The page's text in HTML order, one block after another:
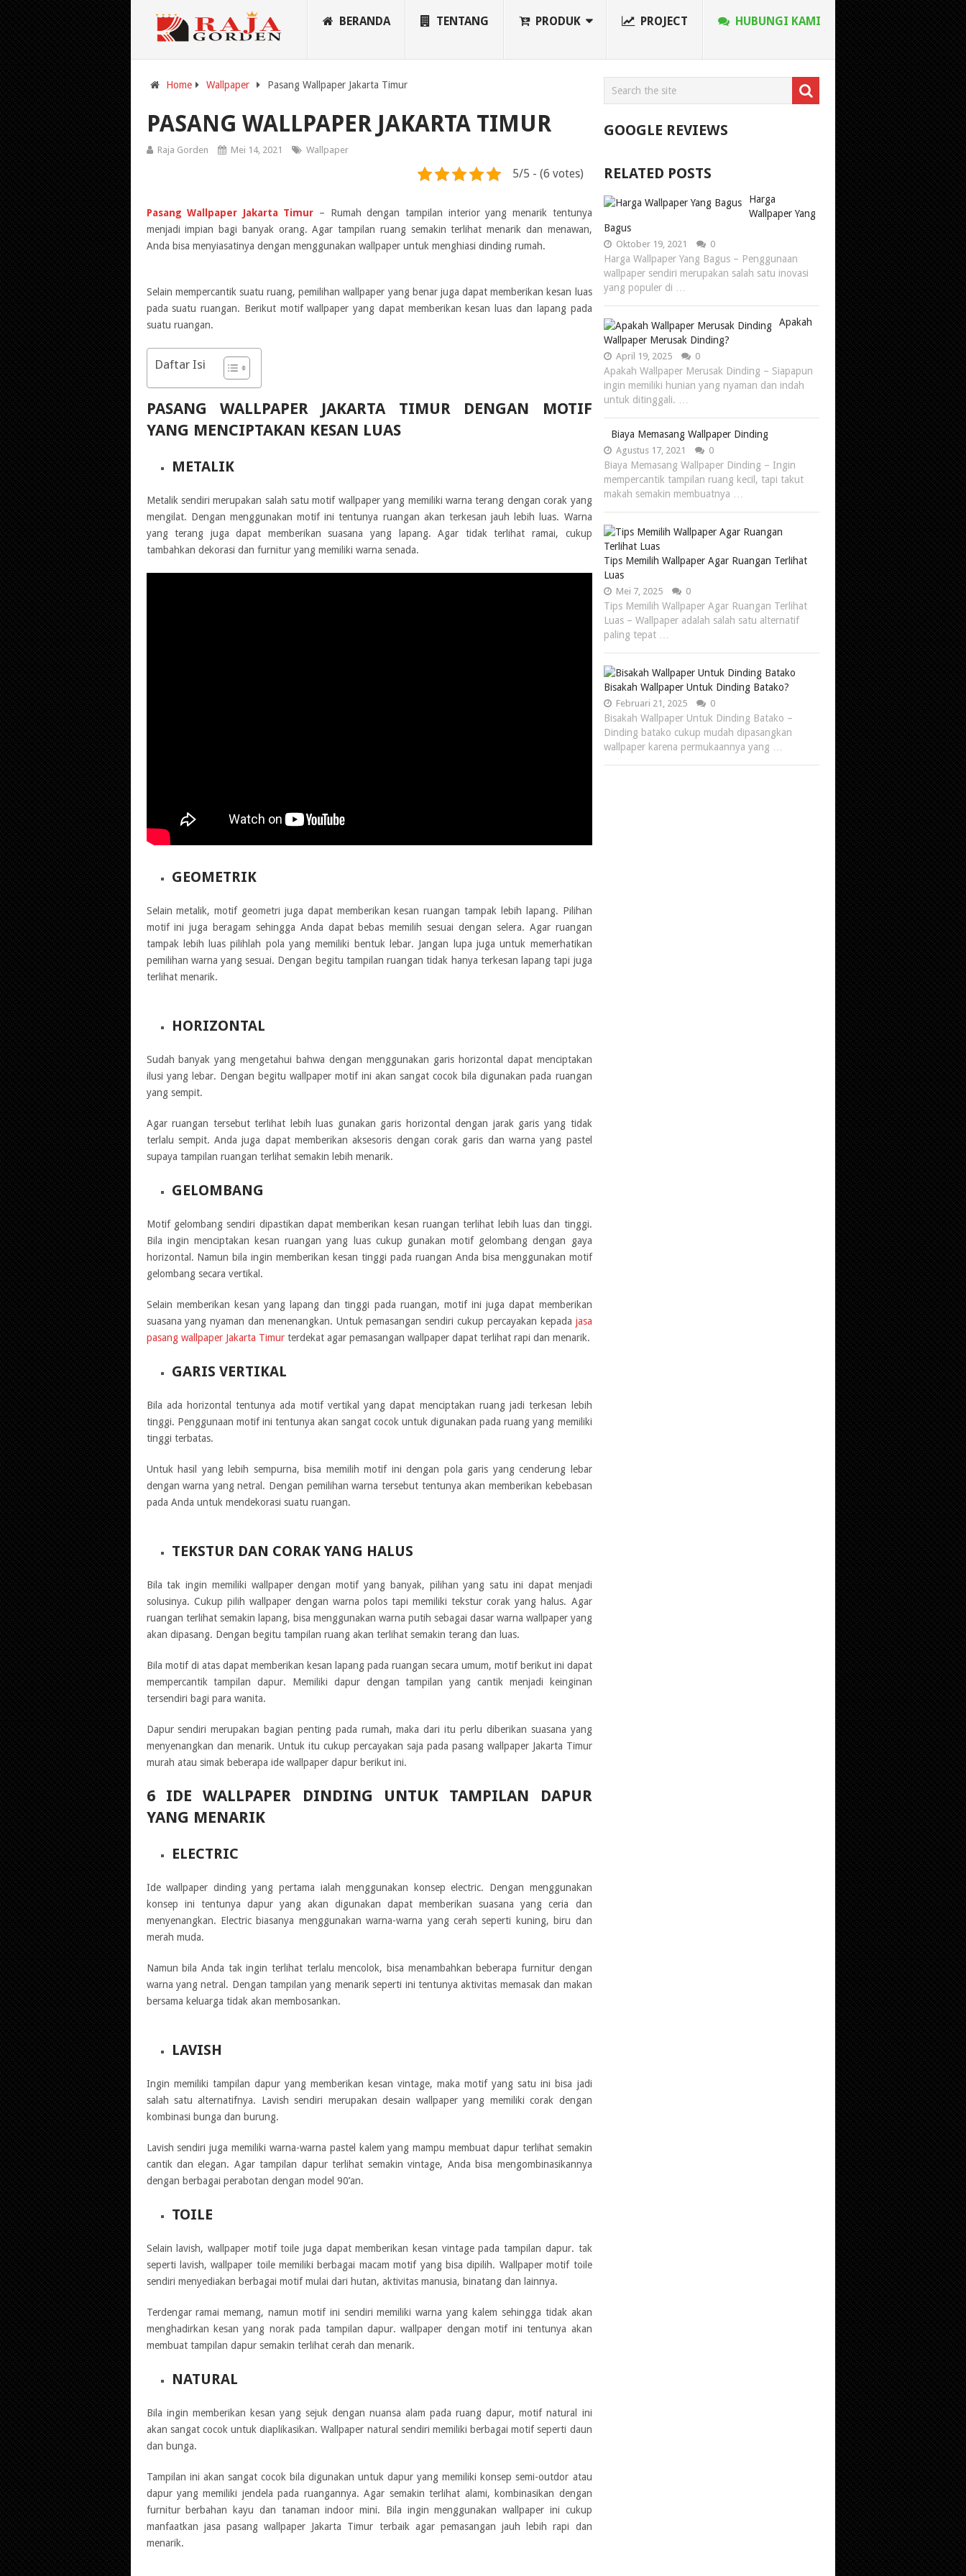
BERANDA TENTANG PRODUK PROJECT HUBUNGI KAMI
Home Wallpaper Pasang Wallpaper Jakarta Timur
PASANG WALLPAPER JAKARTA TIMUR
Raja Gorden Mei 14, 2021 Wallpaper
5/5 - (6 votes)
Pasang Wallpaper Jakarta Timur – Rumah dengan tampilan interior yang menarik tentunya
menjadi impian bagi banyak orang. Agar tampilan ruang semakin terlihat menarik dan menawan,
Anda bisa menyiasatinya dengan menggunakan wallpaper untuk menghiasi dinding rumah.
Selain mempercantik suatu ruang, pemilihan wallpaper yang benar juga dapat memberikan kesan luas
pada suatu ruangan. Berikut motif wallpaper yang dapat memberikan kesan luas dan lapang pada
suatu ruangan.
Daftar Isi
PASANG WALLPAPER JAKARTA TIMUR DENGAN MOTIF
YANG MENCIPTAKAN KESAN LUAS
METALIK
Metalik sendiri merupakan salah satu motif wallpaper yang memiliki warna terang dengan corak yang
mengilat. Dengan menggunakan motif ini tentunya ruangan akan terkesan jauh lebih luas. Warna
yang terang juga dapat memberikan suasana yang lapang. Agar tidak terlihat ramai, cukup
tambahkan dekorasi dan furnitur yang memiliki warna senada.
GEOMETRIK
Selain metalik, motif geometri juga dapat memberikan kesan ruangan tampak lebih lapang. Pilihan
motif ini juga beragam sehingga Anda dapat bebas memilih sesuai dengan selera. Agar ruangan
tampak lebih luas pilihlah pola yang memiliki bentuk lebar. Jangan lupa juga untuk memerhatikan
pemilihan warna yang sesuai. Dengan begitu tampilan ruangan tidak hanya terkesan lapang tapi juga
terlihat menarik.
HORIZONTAL
Sudah banyak yang mengetahui bahwa dengan menggunakan garis horizontal dapat menciptakan
ilusi yang lebar. Dengan begitu wallpaper motif ini akan sangat cocok bila digunakan pada ruangan
yang sempit.
Agar ruangan tersebut terlihat lebih luas gunakan garis horizontal dengan jarak garis yang tidak
terlalu sempit. Anda juga dapat memberikan aksesoris dengan corak garis dan warna yang pastel
supaya tampilan ruangan terlihat semakin lebih menarik.
GELOMBANG
Motif gelombang sendiri dipastikan dapat memberikan kesan ruangan terlihat lebih luas dan tinggi.
Bila ingin menciptakan kesan ruangan yang luas cukup gunakan motif gelombang dengan gaya
horizontal. Namun bila ingin memberikan kesan tinggi pada ruangan Anda bisa menggunakan motif
gelombang secara vertikal.
Selain memberikan kesan yang lapang dan tinggi pada ruangan, motif ini juga dapat memberikan
suasana yang nyaman dan menenangkan. Untuk pemasangan sendiri cukup percayakan kepada jasa
pasang wallpaper Jakarta Timurterdekat agar pemasangan wallpaper dapat terlihat rapi dan menarik.
GARIS VERTIKAL
Bila ada horizontal tentunya ada motif vertikal yang dapat menciptakan ruang jadi terkesan lebih
tinggi. Penggunaan motif ini tentunya akan sangat cocok untuk digunakan pada ruang yang memiliki
tinggi terbatas.
Untuk hasil yang lebih sempurna, bisa memilih motif ini dengan pola garis yang cenderung lebar
dengan warna yang netral. Dengan pemilihan warna tersebut tentunya akan memberikan kebebasan
pada Anda untuk mendekorasi suatu ruangan.
TEKSTUR DAN CORAK YANG HALUS
Bila tak ingin memiliki wallpaper dengan motif yang banyak, pilihan yang satu ini dapat menjadi
solusinya. Cukup pilih wallpaper dengan warna polos tapi memiliki tekstur corak yang halus. Agar
ruangan terlihat semakin lapang, bisa menggunakan warna putih sebagai dasar warna wallpaper yang
akan dipasang. Dengan begitu tampilan ruang akan terlihat semakin terang dan luas.
Bila motif di atas dapat memberikan kesan lapang pada ruangan secara umum, motif berikut ini dapat
mempercantik tampilan dapur. Memiliki dapur dengan tampilan yang cantik menjadi keinginan
tersendiri bagi para wanita.
Dapur sendiri merupakan bagian penting pada rumah, maka dari itu perlu diberikan suasana yang
menyenangkan dan menarik. Untuk itu cukup percayakan saja pada pasang wallpaper Jakarta Timur
murah atau simak beberapa ide wallpaper dapur berikut ini.
6 IDE WALLPAPER DINDING UNTUK TAMPILAN DAPUR
YANG MENARIK
ELECTRIC
Ide wallpaper dinding yang pertama ialah menggunakan konsep electric. Dengan menggunakan
konsep ini tentunya dapur yang akan digunakan dapat memberikan suasana yang ceria dan
menyenangkan. Electric biasanya menggunakan warna-warna yang cerah seperti kuning, biru dan
merah muda.
Namun bila Anda tak ingin terlihat terlalu mencolok, bisa menambahkan beberapa furnitur dengan
warna yang netral. Dengan tampilan yang menarik seperti ini tentunya aktivitas memasak dan makan
bersama keluarga tidak akan membosankan.
LAVISH
Ingin memiliki tampilan dapur yang memberikan kesan vintage, maka motif yang satu ini bisa jadi
salah satu alternatifnya. Lavish sendiri merupakan desain wallpaper yang memiliki corak dengan
kombinasi bunga dan burung.
Lavish sendiri juga memiliki warna-warna pastel kalem yang mampu membuat dapur terlihat semakin
cantik dan elegan. Agar tampilan dapur terlihat semakin vintage, Anda bisa mengombinasikannya
dengan berbagai perabotan dengan model 90’an.
TOILE
Selain lavish, wallpaper motif toile juga dapat memberikan kesan vintage pada tampilan dapur. tak
seperti lavish, wallpaper toile memiliki berbagai macam motif yang bisa dipilih. Wallpaper motif toile
sendiri menyediakan berbagai motif mulai dari hutan, aktivitas manusia, binatang dan lainnya.
Terdengar ramai memang, namun motif ini sendiri memiliki warna yang kalem sehingga tidak akan
menghadirkan kesan yang norak pada tampilan dapur. wallpaper dengan motif ini tentunya akan
membuat tampilan dapur semakin terlihat cerah dan menarik.
NATURAL
Bila ingin memberikan kesan yang sejuk dengan nuansa alam pada ruang dapur, motif natural ini
akan sangat cocok untuk diaplikasikan. Wallpaper natural sendiri memiliki berbagai motif seperti daun
dan bunga.
Tampilan ini akan sangat cocok bila digunakan untuk dapur yang memiliki konsep semi-outdor atau
dapur yang memiliki jendela pada ruangannya. Agar semakin terlihat alami, kombinasikan dengan
furnitur berbahan kayu dan tanaman indoor mini. Bila ingin menggunakan wallpaper ini cukup
manfaatkan jasa pasang wallpaper Jakarta Timur terbaik agar pemasangan jauh lebih rapi dan
menarik.
GOOGLE REVIEWS
RELATED POSTS
Harga
Wallpaper Yang
Bagus
Oktober 19, 2021 0
Harga Wallpaper Yang Bagus – Penggunaan
wallpaper sendiri merupakan salah satu inovasi
yang populer di …
Apakah
Wallpaper Merusak Dinding?
April 19, 2025 0
Apakah Wallpaper Merusak Dinding – Siapapun
ingin memiliki hunian yang nyaman dan indah
untuk ditinggali. …
Biaya Memasang Wallpaper Dinding
Agustus 17, 2021 0
Biaya Memasang Wallpaper Dinding – Ingin
mempercantik tampilan ruang kecil, tapi takut
makah semakin membuatnya …
Tips Memilih Wallpaper Agar Ruangan Terlihat
Luas
Mei 7, 2025 0
Tips Memilih Wallpaper Agar Ruangan Terlihat
Luas – Wallpaper adalah salah satu alternatif
paling tepat …
Bisakah Wallpaper Untuk Dinding Batako?
Februari 21, 2025 0
Bisakah Wallpaper Untuk Dinding Batako –
Dinding batako cukup mudah dipasangkan
wallpaper karena permukaannya yang …